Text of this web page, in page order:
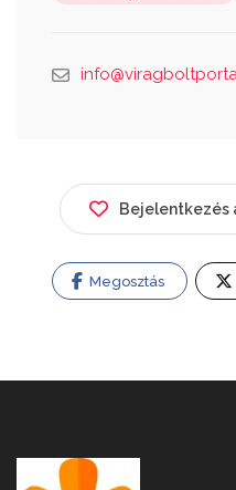
Bejelentkezés
Megosztás